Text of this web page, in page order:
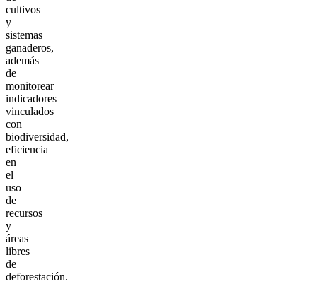
cultivos
y
sistemas
ganaderos,
además
de
monitorear
indicadores
vinculados
con
biodiversidad,
eficiencia
en
el
uso
de
recursos
y
áreas
libres
de
deforestación.